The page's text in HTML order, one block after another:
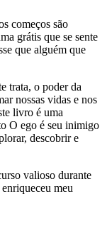
começos são
grátis que se sente
que alguém que
trata, o poder da
nossas vidas e nos
livro é uma
O ego é seu inimigo
descobrir e
valioso durante
meu